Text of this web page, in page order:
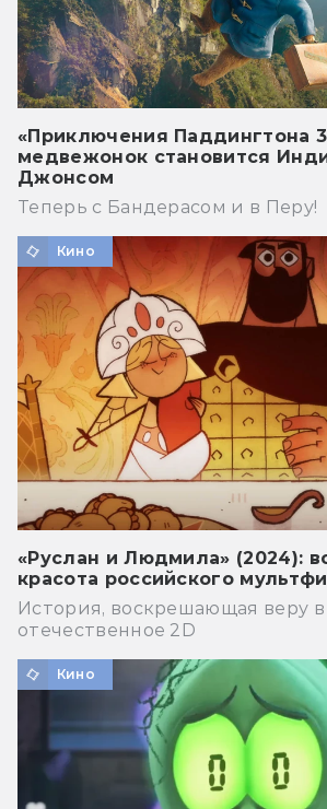
«Приключения Паддингтона
медвежонок становится
Джонсом
Теперь с Бандерасом и в Перу!
Кино
«Руслан и Людмила» (2024):
красота российского
История, воскрешающая веру в
отечественное 2D
Кино